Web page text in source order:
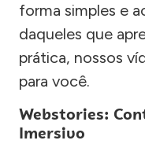
forma simples e
daqueles que
prática, nossos
para você.
Webstories:
Imersivo